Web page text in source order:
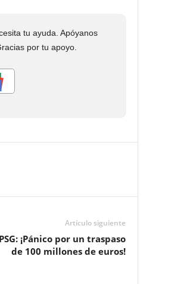
tu ayuda. Apóyanos
por tu apoyo.
Artículo siguiente
¡Pánico por un traspaso
de 100 millones de euros!